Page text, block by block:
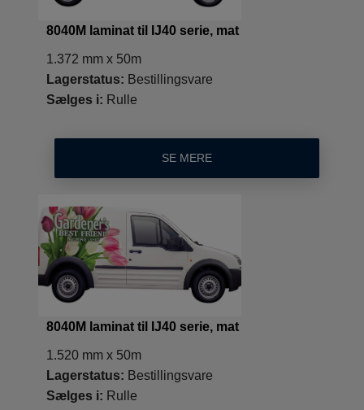
8040M laminat til IJ40 serie, mat
1.372 mm x 50m
Lagerstatus: Bestillingsvare
Sælges i: Rulle
SE MERE
8040M laminat til IJ40 serie, mat
1.520 mm x 50m
Lagerstatus: Bestillingsvare
Sælges i: Rulle